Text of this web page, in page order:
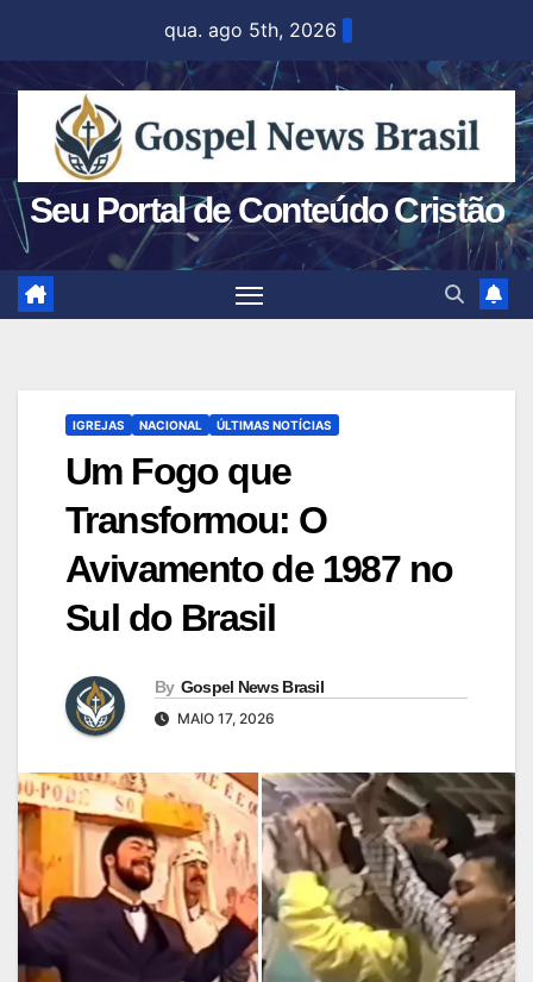
content
qua. ago 5th, 2026
Seu Portal de Conteúdo Cristão
IGREJAS NACIONAL ÚLTIMAS NOTÍCIAS
Um Fogo que
Transformou: O
Avivamento de 1987 no
Sul do Brasil
By Gospel News Brasil
MAIO 17, 2026